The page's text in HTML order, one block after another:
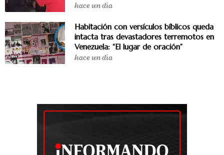
hace un día
Habitación con versículos bíblicos queda
intacta tras devastadores terremotos en
Venezuela: “El lugar de oración”
hace un día